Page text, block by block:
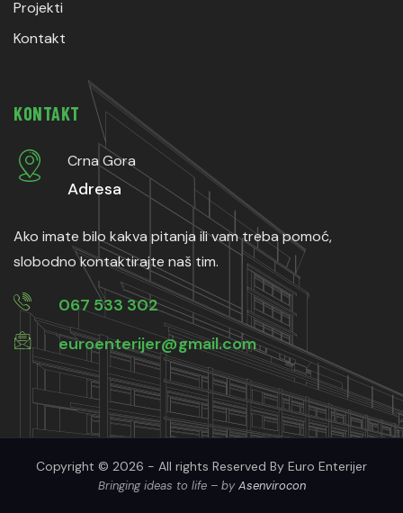
Projekti
Kontakt
KONTAKT
Crna Gora
Adresa
Ako imate bilo kakva pitanja ili vam treba pomoć,
slobodno kontaktirajte naš tim.
067 533 302
euroenterijer@gmail.com
Copyright © 2026 - All rights Reserved By Euro Enterijer
Bringing ideas to life – byAsenvirocon